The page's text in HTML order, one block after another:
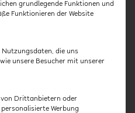
viel Respekt, Klarheit
grundlegende Funktionen und
Funktionieren der Website
die uns
unsere Besucher mit unserer
von Drittanbietern oder
Werbung